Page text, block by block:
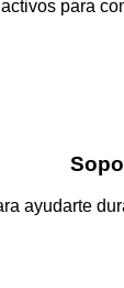
para
ayudarte